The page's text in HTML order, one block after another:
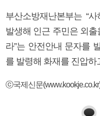
부산소방재난본부는 “
발생해 인근 주민은 외
라”는 안전안내 문자를
를 발령해 화재를 진압하
ⓒ국제신문